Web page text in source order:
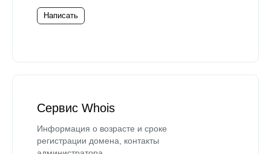
Написать
Сервис Whois
Информация о возрасте и сроке
регистрации домена, контакты